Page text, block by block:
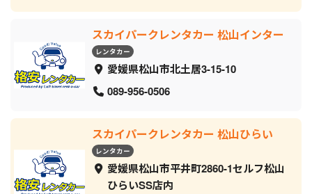
スカイパークレンタカー 松山インター
レンタカー
愛媛県松山市北土居3-15-10
089-956-0506
スカイパークレンタカー 松山ひらい
レンタカー
愛媛県松山市平井町2860-1セルフ松山
ひらいSS店内